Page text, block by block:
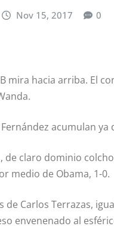
Nov 15, 2017 0
mira hacia arriba. El
acumulan
de claro dominio
medio de Obama, 1-0.
de Carlos Terrazas,
envenenado al